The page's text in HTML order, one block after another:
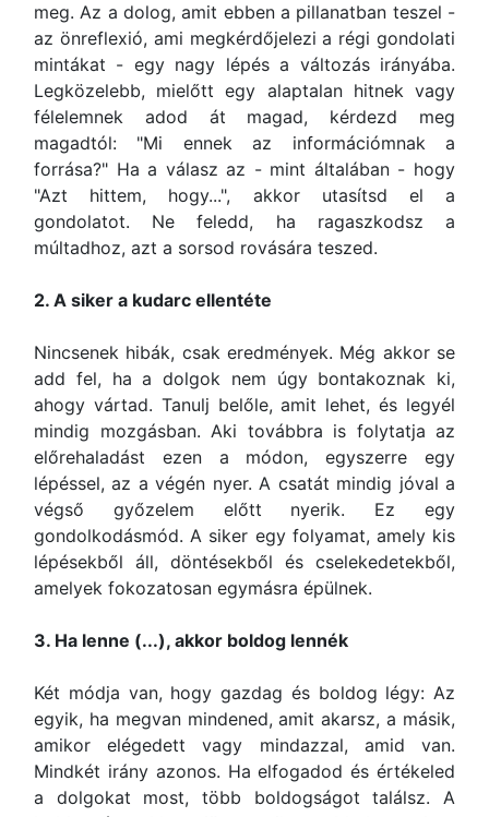
meg. Az a dolog, amit ebben a pillanatban teszel -
az önreflexió, ami megkérdőjelezi a régi gondolati
mintákat - egy nagy lépés a változás irányába.
Legközelebb, mielőtt egy alaptalan hitnek vagy
félelemnek adod át magad, kérdezd meg
magadtól: "Mi ennek az információmnak a
forrása?" Ha a válasz az - mint általában - hogy
"Azt hittem, hogy...", akkor utasítsd el a
gondolatot. Ne feledd, ha ragaszkodsz a
múltadhoz, azt a sorsod rovására teszed.
2. A siker a kudarc ellentéte
Nincsenek hibák, csak eredmények. Még akkor se
add fel, ha a dolgok nem úgy bontakoznak ki,
ahogy vártad. Tanulj belőle, amit lehet, és legyél
mindig mozgásban. Aki továbbra is folytatja az
előrehaladást ezen a módon, egyszerre egy
lépéssel, az a végén nyer. A csatát mindig jóval a
végső győzelem előtt nyerik. Ez egy
gondolkodásmód. A siker egy folyamat, amely kis
lépésekből áll, döntésekből és cselekedetekből,
amelyek fokozatosan egymásra épülnek.
3. Ha lenne (...), akkor boldog lennék
Két módja van, hogy gazdag és boldog légy: Az
egyik, ha megvan mindened, amit akarsz, a másik,
amikor elégedett vagy mindazzal, amid van.
Mindkét irány azonos. Ha elfogadod és értékeled
a dolgokat most, több boldogságot találsz. A